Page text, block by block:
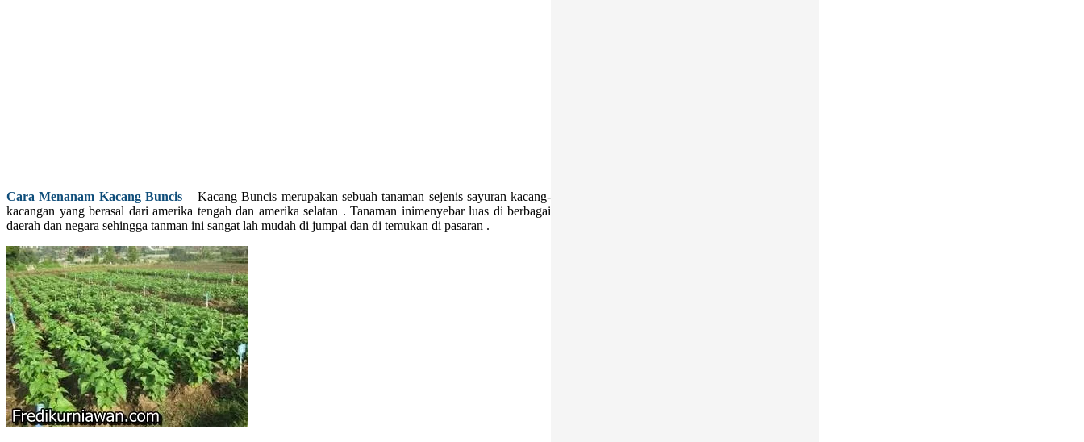
Cara Menanam Kacang Buncis – Kacang Buncis merupakan sebuah tanaman sejenis sayuran kacang-
kacangan yang berasal dari amerika tengah dan amerika selatan . Tanaman inimenyebar luas di berbagai
daerah dan negara sehingga tanman ini sangat lah mudah di jumpai dan di temukan di pasaran .